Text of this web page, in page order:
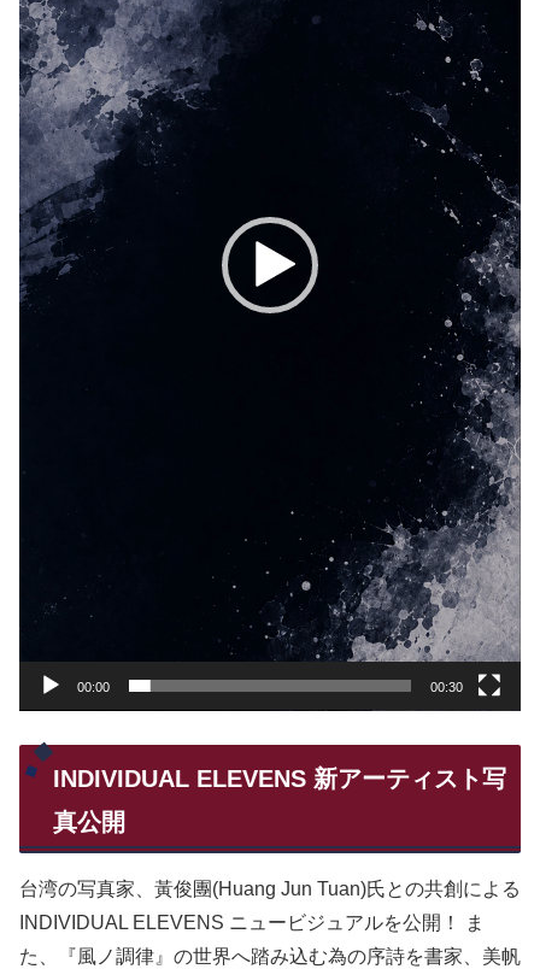
ー
00:00 00:30
INDIVIDUAL ELEVENS 新アーティスト写
真公開
台湾の写真家、黃俊團(Huang Jun Tuan)氏との共創による
INDIVIDUAL ELEVENS ニュービジュアルを公開！ ま
た、『風ノ調律』の世界へ踏み込む為の序詩を書家、美帆